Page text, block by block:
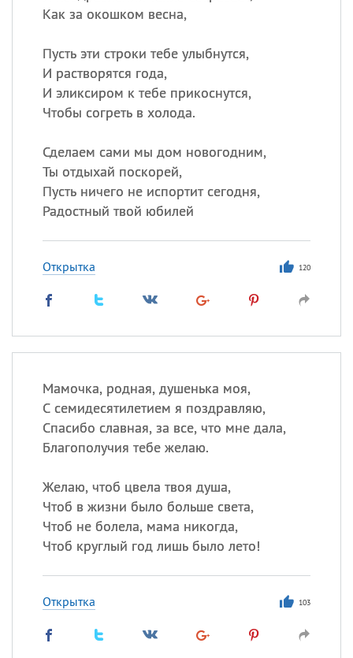
Как за окошком весна,
Пусть эти строки тебе улыбнутся,
И растворятся года,
И эликсиром к тебе прикоснутся,
Чтобы согреть в холода.
Сделаем сами мы дом новогодним,
Ты отдыхай поскорей,
Пусть ничего не испортит сегодня,
Радостный твой юбилей
Открытка 120
Мамочка, родная, душенька моя,
С семидесятилетием я поздравляю,
Спасибо славная, за все, что мне дала,
Благополучия тебе желаю.
Желаю, чтоб цвела твоя душа,
Чтоб в жизни было больше света,
Чтоб не болела, мама никогда,
Чтоб круглый год лишь было лето!
Открытка 103